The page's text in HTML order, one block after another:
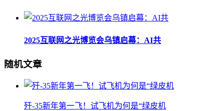
2025互联网之光博览会乌镇启幕：AI共
随机文章
歼-35新年第一飞！试飞机为何是“绿皮机